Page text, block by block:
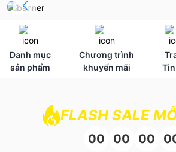
Danh mục
sản phẩm
Chương trình
khuyến mãi
FLASH SALE
00 00 00